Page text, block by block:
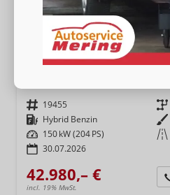
Volkswagen Tiguan
Fahrzeugnr. 19455 Getriebe
Kraftstoff Hybrid Benzin Außenfarbe
Leistung 150 kW (204 PS) Kilometerstand
30.07.2026
42.980,– €
incl. 19% MwSt.